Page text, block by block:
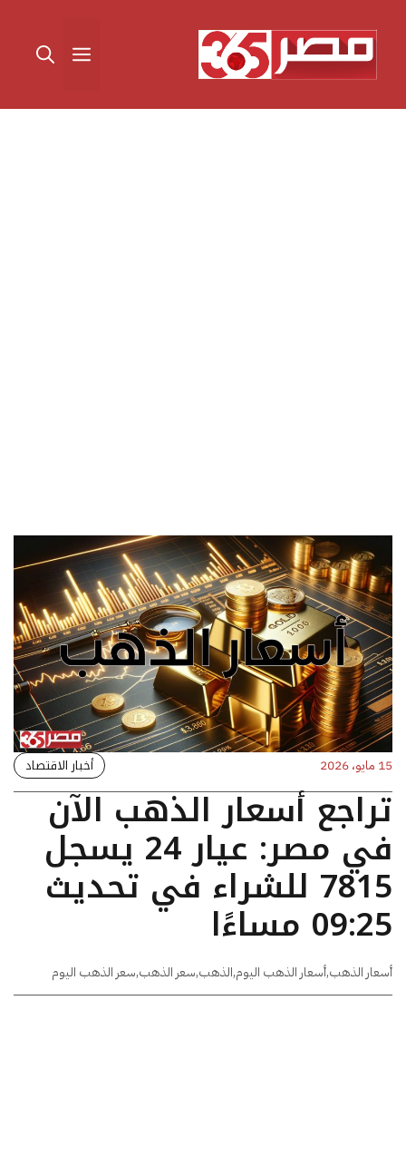
المحتوى القائمة
15 مايو، 2026 أخبار الاقتصاد
تراجع أسعار الذهب الآن
في مصر: عيار 24 يسجل
7815 للشراء في تحديث
09:25 مساءًا
أسعار الذهب,أسعار الذهب اليوم,الذهب,سعر الذهب,سعر الذهب اليوم